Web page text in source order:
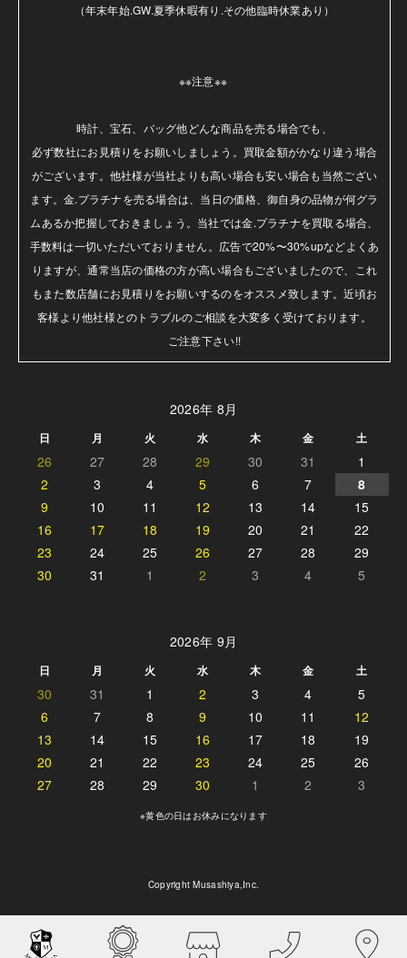
（年末年始.GW.夏季休暇有り.その他臨時休業あり）
※※注意※※
時計、宝石、バッグ他どんな商品を売る場合でも、
必ず数社にお見積りをお願いしましょう。買取金額がかなり違う場合
がございます。他社様が当社よりも高い場合も安い場合も当然ござい
ます。金.プラチナを売る場合は、当日の価格、御自身の品物が何グラ
ムあるか把握しておきましょう。当社では金.プラチナを買取る場合、
手数料は一切いただいておりません。広告で20%〜30%upなどよくあ
りますが、通常当店の価格の方が高い場合もございましたので、これ
もまた数店舗にお見積りをお願いするのをオススメ致します。近頃お
客様より他社様とのトラブルのご相談を大変多く受けております。
ご注意下さい!!
2026年 8月
日 月 火 水 木 金 土
26 27 28 29 30 31
1
2
3 4 5 6 7
8
9
10 11 12 13 14
15
16
17 18 19 20 21
22
23
24 25 26 27 28
29
30
31 1 2 3 4 5
2026年 9月
日 月 火 水 木 金 土
30 31 1 2 3 4
5
6
7 8 9 10 11
12
13
14 15 16 17 18
19
20
21 22 23 24 25
26
27
28 29 30 1 2 3
※黄色の日はお休みになります
Copyright Musashiya,Inc.